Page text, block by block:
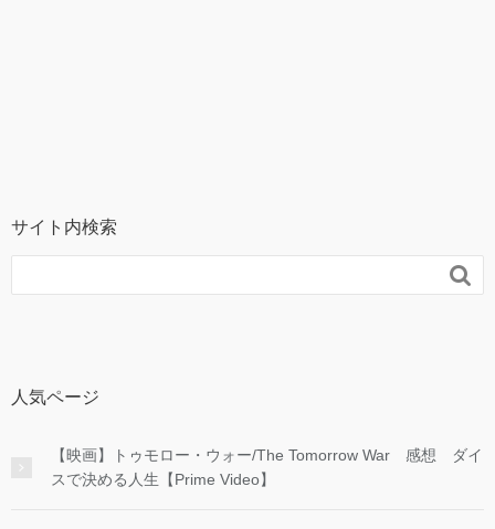
サイト内検索

人気ページ
【映画】トゥモロー・ウォー/The Tomorrow War 感想 ダイ
スで決める人生【Prime Video】